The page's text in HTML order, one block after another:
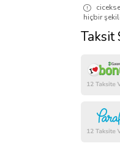
hiçbir
Taksit